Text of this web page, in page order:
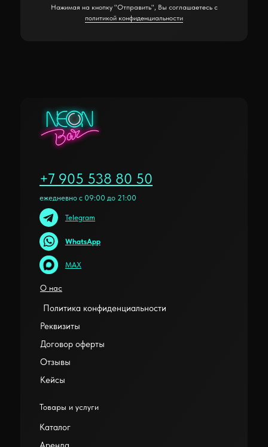
Нажимая на кнопку "Отправить", Вы соглашаетесь с
политикой конфиденциальности
+7 905 538 80 50
ежедневно с 09:00 до 21:00
Товары и услуги
Каталог
О нас
Договор оферты
Реквизиты
Кейсы
Отзывы
Политика конфиденциальности
Telegram
WhatsApp
MAX